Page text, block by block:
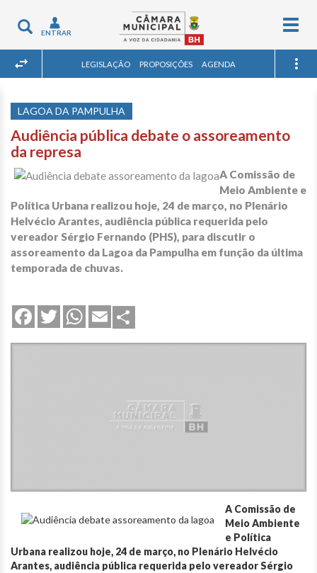
Toggle
navigation
ENTRAR
LEGISLAÇÃO PROPOSIÇÕES AGENDA
LAGOA DA PAMPULHA
Audiência pública debate o assoreamento
da represa
A Comissão de
Meio Ambiente e
Política Urbana realizou hoje, 24 de março, no Plenário
Helvécio Arantes, audiência pública requerida pelo
vereador Sérgio Fernando (PHS), para discutir o
assoreamento da Lagoa da Pampulha em função da última
temporada de chuvas.
FacebookTwitterWhatsApp
Email
A Comissão de
Meio Ambiente
e Política
Urbana realizou hoje, 24 de março, no Plenário Helvécio
Arantes, audiência pública requerida pelo vereador Sérgio